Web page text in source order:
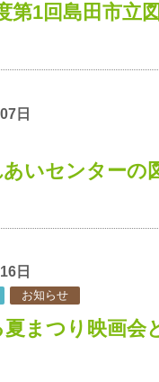
第1回島田市立
日
いセンターの
日
お知らせ
まつり映画会